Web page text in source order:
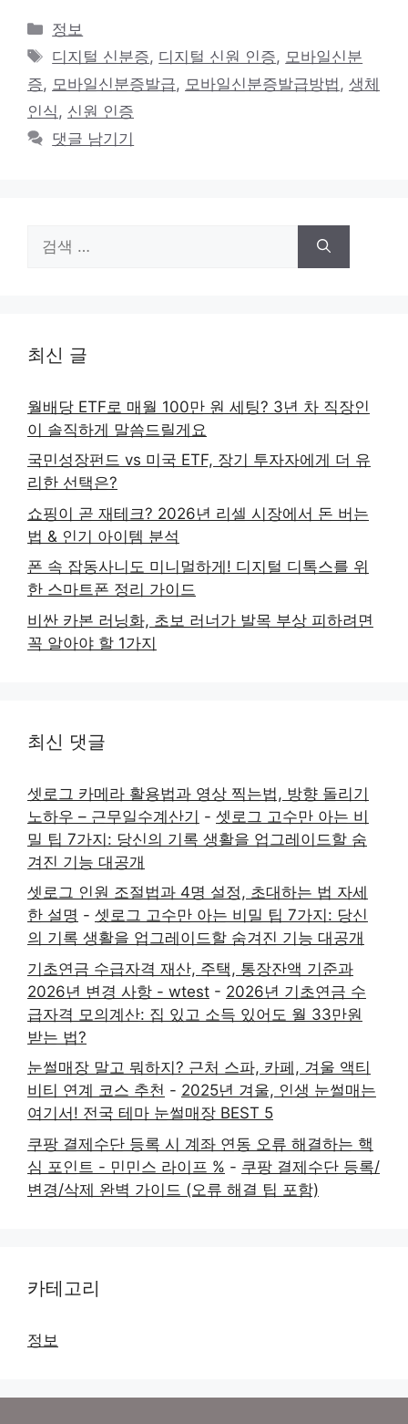
카
테
고
리
정보
태
그
디지털 신분증, 디지털 신원 인증, 모바일신분
증, 모바일신분증발급, 모바일신분증발급방법 , 생체
인식 , 신원 인증
댓글 남기기
색:
최신 글
월배당 ETF로 매월 100만 원 세팅? 3년 차 직장인
이 솔직하게 말씀드릴게요
국민성장펀드 vs 미국 ETF, 장기 투자자에게 더 유
리한 선택은?
쇼핑이 곧 재테크? 2026년 리셀 시장에서 돈 버는
법 & 인기 아이템 분석
폰 속 잡동사니도 미니멀하게! 디지털 디톡스를 위
한 스마트폰 정리 가이드
비싼 카본 러닝화, 초보 러너가 발목 부상 피하려면
꼭 알아야 할 1가지
최신 댓글
셋로그 카메라 활용법과 영상 찍는법, 방향 돌리기
노하우 – 근무일수계산기 - 셋로그 고수만 아는 비
밀 팁 7가지: 당신의 기록 생활을 업그레이드할 숨
겨진 기능 대공개
셋로그 인원 조절법과 4명 설정, 초대하는 법 자세
한 설명 - 셋로그 고수만 아는 비밀 팁 7가지: 당신
의 기록 생활을 업그레이드할 숨겨진 기능 대공개
기초연금 수급자격 재산, 주택, 통장잔액 기준과
2026년 변경 사항 - wtest - 2026년 기초연금 수
급자격 모의계산: 집 있고 소득 있어도 월 33만원
받는 법?
눈썰매장 말고 뭐하지? 근처 스파, 카페, 겨울 액티
비티 연계 코스 추천 - 2025년 겨울, 인생 눈썰매는
여기서! 전국 테마 눈썰매장 BEST 5
쿠팡 결제수단 등록 시 계좌 연동 오류 해결하는 핵
심 포인트 - 민민스 라이프 % - 쿠팡 결제수단 등록/
변경/삭제 완벽 가이드 (오류 해결 팁 포함)
카테고리
정보